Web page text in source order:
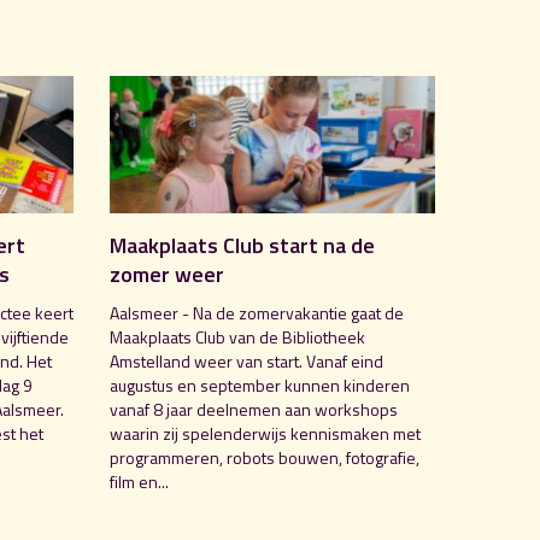
keert
Het
9
het
Maakplaats Club start na de
zomer weer
Aalsmeer - Na de zomervakantie gaat de
Maakplaats Club van de Bibliotheek
Amstelland weer van start. Vanaf eind
augustus en september kunnen kinderen
vanaf 8 jaar deelnemen aan workshops
waarin zij spelenderwijs kennismaken met
programmeren, robots bouwen, fotografie,
film en...